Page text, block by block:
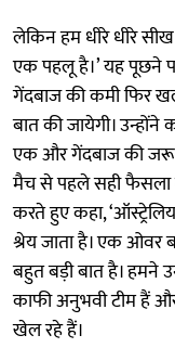
लेकिन हम धीरे धीरे
एक पहलू है।’ यह पूछने
गेंदबाज की कमी फिर
बात की जायेगी।
एक और गेंदबाज की
मैच से पहले सही फैसला
करते हुए कहा,
श्रेय जाता है। एक ओवर
बहुत बड़ी बात है। हमने
काफी अनुभवी टीम हैं
खेल रहे हैं।